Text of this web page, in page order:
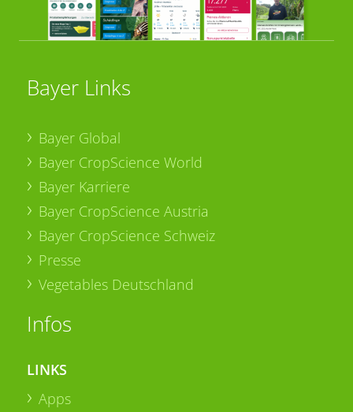
Bayer Links
Bayer Global
Bayer CropScience World
Bayer Karriere
Bayer CropScience Austria
Bayer CropScience Schweiz
Presse
Vegetables Deutschland
Infos
LINKS
Apps